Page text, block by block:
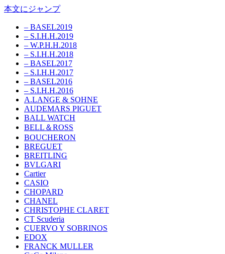
本文にジャンプ
– BASEL2019
– S.I.H.H.2019
– W.P.H.H.2018
– S.I.H.H.2018
– BASEL2017
– S.I.H.H.2017
– BASEL2016
– S.I.H.H.2016
A.LANGE & SOHNE
AUDEMARS PIGUET
BALL WATCH
BELL＆ROSS
BOUCHERON
BREGUET
BREITLING
BVLGARI
Cartier
CASIO
CHOPARD
CHANEL
CHRISTOPHE CLARET
CT Scuderia
CUERVO Y SOBRINOS
EDOX
FRANCK MULLER